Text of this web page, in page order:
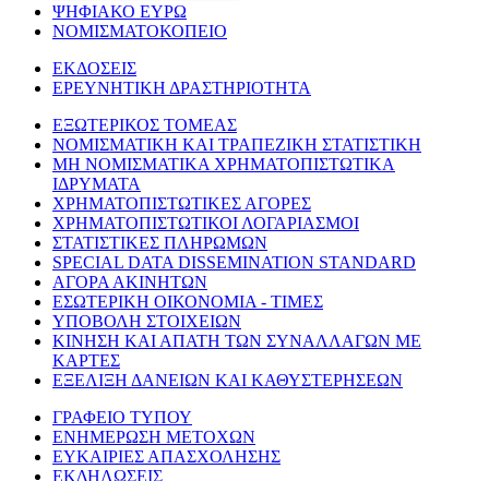
ΨΗΦΙΑΚΟ ΕΥΡΩ
ΝΟΜΙΣΜΑΤΟΚΟΠΕΙΟ
ΕΚΔΟΣΕΙΣ
ΕΡΕΥΝΗΤΙΚΗ ΔΡΑΣΤΗΡΙΟΤΗΤΑ
ΕΞΩΤΕΡΙΚΟΣ ΤΟΜΕΑΣ
ΝΟΜΙΣΜΑΤΙΚΗ ΚΑΙ ΤΡΑΠΕΖΙΚΗ ΣΤΑΤΙΣΤΙΚΗ
ΜΗ ΝΟΜΙΣΜΑΤΙΚΑ ΧΡΗΜΑΤΟΠΙΣΤΩΤΙΚΑ
ΙΔΡΥΜΑΤΑ
ΧΡΗΜΑΤΟΠΙΣΤΩΤΙΚΕΣ ΑΓΟΡΕΣ
ΧΡΗΜΑΤΟΠΙΣΤΩΤΙΚΟΙ ΛΟΓΑΡΙΑΣΜΟΙ
ΣΤΑΤΙΣΤΙΚΕΣ ΠΛΗΡΩΜΩΝ
SPECIAL DATA DISSEMINATION STANDARD
ΑΓΟΡΑ ΑΚΙΝΗΤΩΝ
ΕΣΩΤΕΡΙΚΗ ΟΙΚΟΝΟΜΙΑ - ΤΙΜΕΣ
ΥΠΟΒΟΛΗ ΣΤΟΙΧΕΙΩΝ
ΚΙΝΗΣΗ ΚΑΙ ΑΠΑΤΗ ΤΩΝ ΣΥΝΑΛΛΑΓΩΝ ΜΕ
ΚΑΡΤΕΣ
ΕΞΕΛΙΞΗ ΔΑΝΕΙΩΝ ΚΑΙ ΚΑΘΥΣΤΕΡΗΣΕΩΝ
ΓΡΑΦΕΙΟ ΤΥΠΟΥ
ΕΝΗΜΕΡΩΣΗ ΜΕΤΟΧΩΝ
ΕΥΚΑΙΡΙΕΣ ΑΠΑΣΧΟΛΗΣΗΣ
ΕΚΔΗΛΩΣΕΙΣ